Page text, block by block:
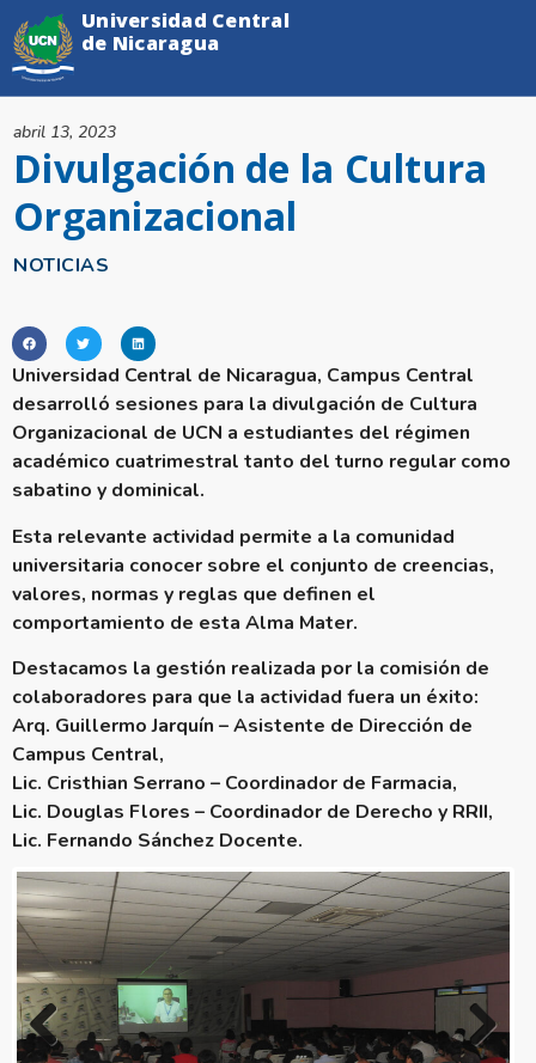
NOTICIAS
Divulgación de la Cultura
Organizacional
abril 13, 2023
Universidad Central
de Nicaragua
Universidad Central de Nicaragua, Campus Central
desarrolló sesiones para la divulgación de Cultura
Organizacional de UCN a estudiantes del régimen
académico cuatrimestral tanto del turno regular como
sabatino y dominical.
Esta relevante actividad permite a la comunidad
universitaria conocer sobre el conjunto de creencias,
valores, normas y reglas que definen el
comportamiento de esta Alma Mater.
Destacamos la gestión realizada por la comisión de
colaboradores para que la actividad fuera un éxito:
Arq. Guillermo Jarquín – Asistente de Dirección de
Campus Central,
Lic. Cristhian Serrano – Coordinador de Farmacia,
Lic. Douglas Flores – Coordinador de Derecho y RRII,
Lic. Fernando Sánchez Docente.